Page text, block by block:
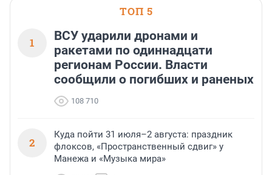
ТОП 5
1
ВСУ ударили дронами и
ракетами по одиннадцати
регионам России. Власти
сообщили о погибших и раненых
108 710
2
Куда пойти 31 июля–2 августа: праздник
флоксов, «Пространственный сдвиг» у
Манежа и «Музыка мира»